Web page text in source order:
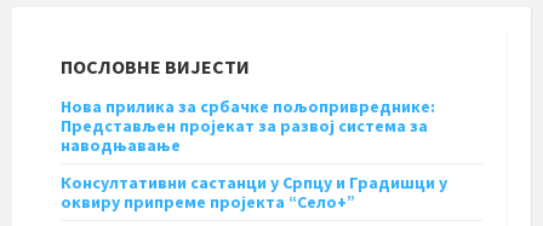
ПОСЛОВНЕ ВИЈЕСТИ
Нова прилика за србачке пољопривреднике:
Представљен пројекат за развој система за
наводњавање
Консултативни састанци у Српцу и Градишци у
оквиру припреме пројекта “Село+”